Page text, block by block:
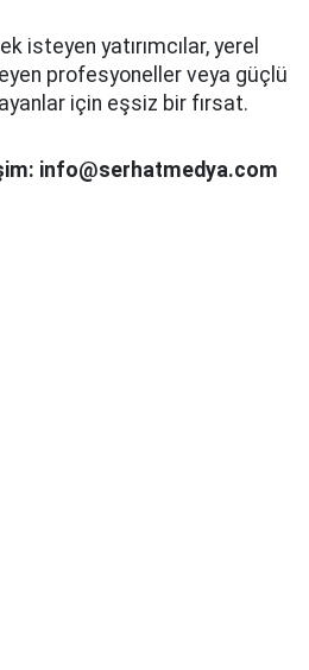
isteyen yatırımcılar, yerel
profesyoneller veya güçlü
için eşsiz bir fırsat.
info@serhatmedya.com